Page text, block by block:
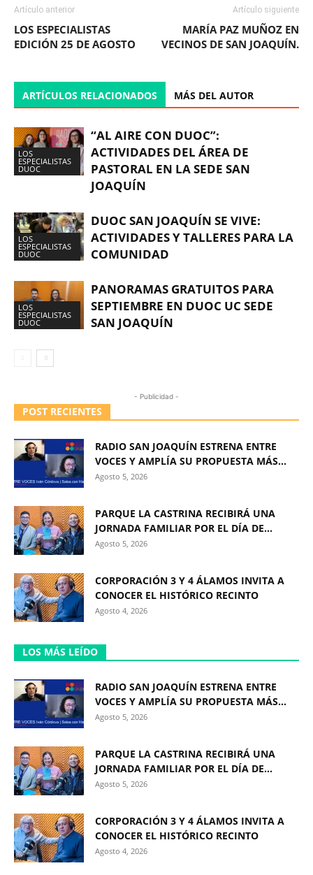
Artículo anterior
LOS ESPECIALISTAS
EDICIÓN 25 DE AGOSTO
Artículo siguiente
MARÍA PAZ MUÑOZ EN
VECINOS DE SAN JOAQUÍN.
ARTÍCULOS RELACIONADOS MÁS DEL AUTOR
LOS
ESPECIALISTAS
DUOC
“AL AIRE CON DUOC”:
ACTIVIDADES DEL ÁREA DE
PASTORAL EN LA SEDE SAN
JOAQUÍN
LOS
ESPECIALISTAS
DUOC
DUOC SAN JOAQUÍN SE VIVE:
ACTIVIDADES Y TALLERES PARA LA
COMUNIDAD
LOS
ESPECIALISTAS
DUOC
PANORAMAS GRATUITOS PARA
SEPTIEMBRE EN DUOC UC SEDE
SAN JOAQUÍN
- Publicidad -
POST RECIENTES
RADIO SAN JOAQUÍN ESTRENA ENTRE
VOCES Y AMPLÍA SU PROPUESTA MÁS...
Agosto 5, 2026
PARQUE LA CASTRINA RECIBIRÁ UNA
JORNADA FAMILIAR POR EL DÍA DE...
Agosto 5, 2026
CORPORACIÓN 3 Y 4 ÁLAMOS INVITA A
CONOCER EL HISTÓRICO RECINTO
Agosto 4, 2026
LOS MÁS LEÍDO
RADIO SAN JOAQUÍN ESTRENA ENTRE
VOCES Y AMPLÍA SU PROPUESTA MÁS...
Agosto 5, 2026
PARQUE LA CASTRINA RECIBIRÁ UNA
JORNADA FAMILIAR POR EL DÍA DE...
Agosto 5, 2026
CORPORACIÓN 3 Y 4 ÁLAMOS INVITA A
CONOCER EL HISTÓRICO RECINTO
Agosto 4, 2026